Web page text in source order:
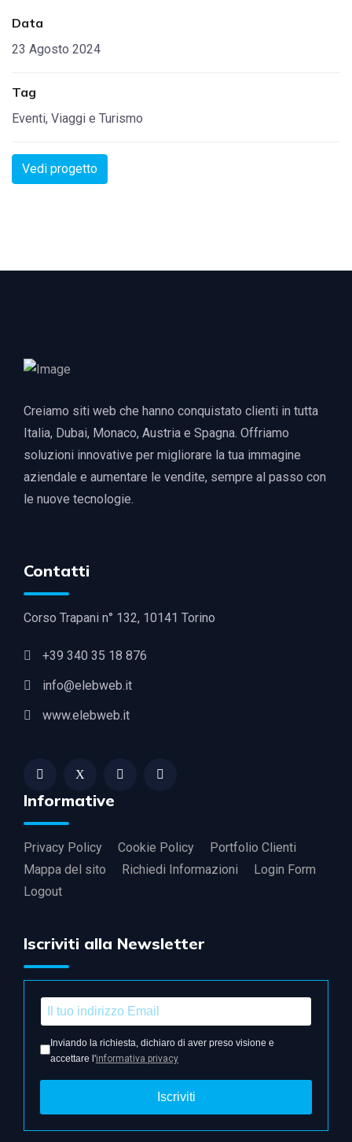
Data
23 Agosto 2024
Tag
Eventi, Viaggi e Turismo
Vedi progetto
Creiamo siti web che hanno conquistato clienti in tutta
Italia, Dubai, Monaco, Austria e Spagna. Offriamo
soluzioni innovative per migliorare la tua immagine
aziendale e aumentare le vendite, sempre al passo con
le nuove tecnologie.
Contatti
Corso Trapani n° 132, 10141 Torino
+39 340 35 18 876
info@elebweb.it
www.elebweb.it
Informative
Privacy Policy Cookie Policy
Portfolio Clienti
Mappa del sito
Richiedi Informazioni
Login Form
Logout
Iscriviti alla Newsletter
Inviando la richiesta, dichiaro di aver preso visione e
accettare l'informativa privacy
Iscriviti